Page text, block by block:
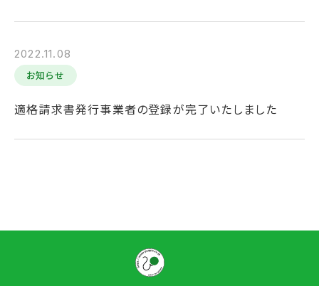
2022.11.08
お知らせ
適格請求書発行事業者の登録が完了いたしました